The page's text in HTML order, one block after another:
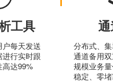
工具
每天发送
行实时跟
达99%
分布式、
通道备用
规模业务
稳定、零